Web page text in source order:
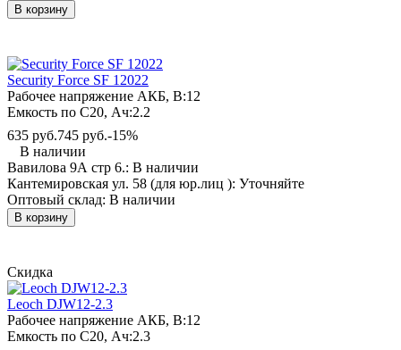
В корзину
Security Force SF 12022
Рабочее напряжение АКБ, B:12
Емкость по С20, Ач:2.2
635 руб.745 руб.-15%
В наличии
Вавилова 9А стр 6.: В наличии
Кантемировская ул. 58 (для юр.лиц ): Уточняйте
Оптовый склад: В наличии
В корзину
Скидка
Leoch DJW12-2.3
Рабочее напряжение АКБ, B:12
Емкость по С20, Ач:2.3